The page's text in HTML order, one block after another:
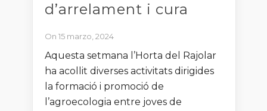
d’arrelament i cura
On 15 marzo, 2024
Aquesta setmana l’Horta del Rajolar
ha acollit diverses activitats dirigides
la formació i promoció de
l’agroecologia entre joves de